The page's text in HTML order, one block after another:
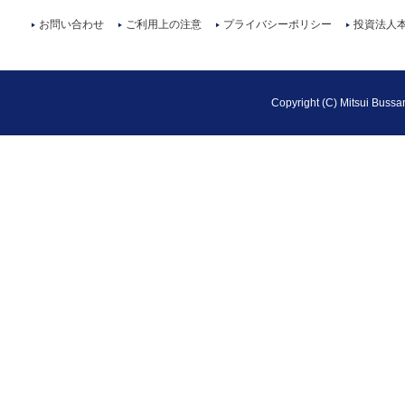
▶ お問い合わせ ▶ ご利用上の注意 ▶ プライバシーポリシー ▶ 投資法人
Copyright (C) Mitsui